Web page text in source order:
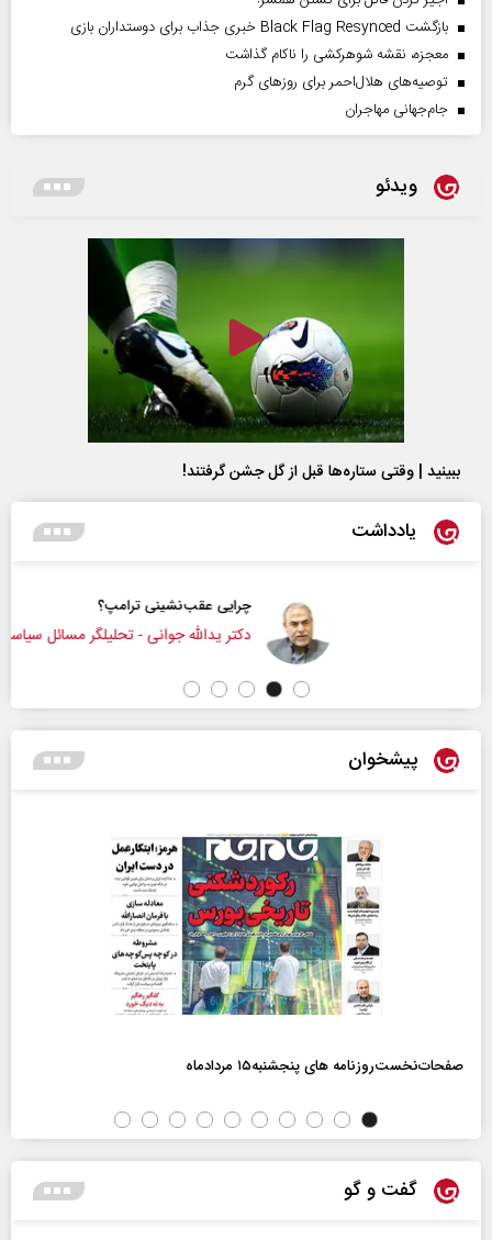
بازگشت Black Flag Resynced خبری جذاب برای دوستداران بازی
معجزه، نقشه شوهرکشی را ناکام گذاشت
توصیه‌های هلال‌احمر برای روز‌های گرم
جام‌جهانی مهاجران
ویدئو
ببینید | وقتی ستاره‌ها قبل از گل جشن گرفتند!
یادداشت
چرایی عقب‌نشینی ترامپ؟
دکتر یدالله جوانی - تحلیلگر مسائل سیاسی
پیشخوان
صفحات‌نخست‌روزنامه ها‌ی پنجشنبه‌۱۵ مردادماه
گفت و گو